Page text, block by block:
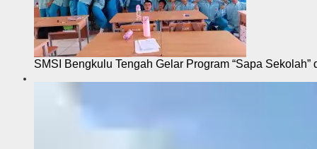
SMSI Bengkulu Tengah Gelar Program “Sapa